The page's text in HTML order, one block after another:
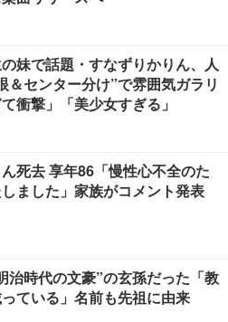
妹で話題・すなずりかりん、人
＆センター分け”で雰囲気ガラリ
て衝撃」「美少女すぎる」
死去 享年86「慢性心不全のた
ました」家族がコメント発表
治時代の文豪”の玄孫だった「教
ている」名前も先祖に由来